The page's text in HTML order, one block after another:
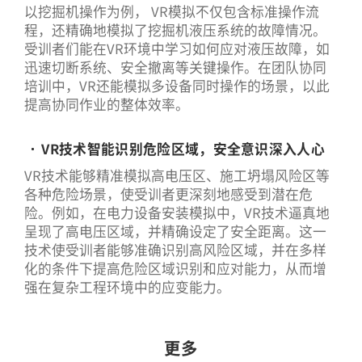
以挖掘机操作为例， VR模拟不仅包含标准操作流
程，还精确地模拟了挖掘机液压系统的故障情况。
受训者们能在VR环境中学习如何应对液压故障，如
迅速切断系统、安全撤离等关键操作。在团队协同
培训中，VR还能模拟多设备同时操作的场景，以此
提高协同作业的整体效率。
VR技术智能识别危险区域，安全意识深入人心
VR技术能够精准模拟高电压区、施工坍塌风险区等
各种危险场景，使受训者更深刻地感受到潜在危
险。例如，在电力设备安装模拟中，VR技术逼真地
呈现了高电压区域，并精确设定了安全距离。这一
技术使受训者能够准确识别高风险区域，并在多样
化的条件下提高危险区域识别和应对能力，从而增
强在复杂工程环境中的应变能力。
更多